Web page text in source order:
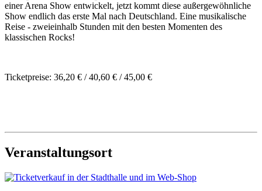
einer Arena Show entwickelt, jetzt kommt diese außergewöhnliche
Show endlich das erste Mal nach Deutschland. Eine musikalische
Reise - zweieinhalb Stunden mit den besten Momenten des
klassischen Rocks!
Ticketpreise: 36,20 € / 40,60 € / 45,00 €
Veranstaltungsort